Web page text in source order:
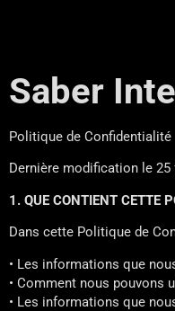
Saber
Politique de Confidentialité
Dernière modification le 25
1. QUE CONTIENT CETTE
Dans cette Politique de
• Les informations que
• Comment nous pouvons
• Les informations que